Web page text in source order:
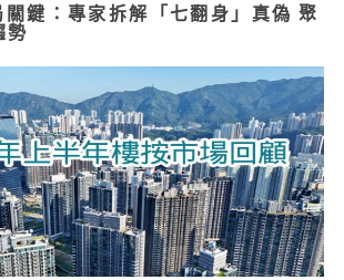
鍵：專家拆解「七翻身」真偽 聚
勢